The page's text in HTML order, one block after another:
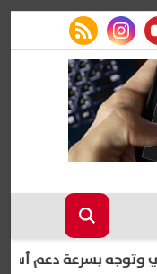
instagram
rss feed
دعم أسر الضحايا